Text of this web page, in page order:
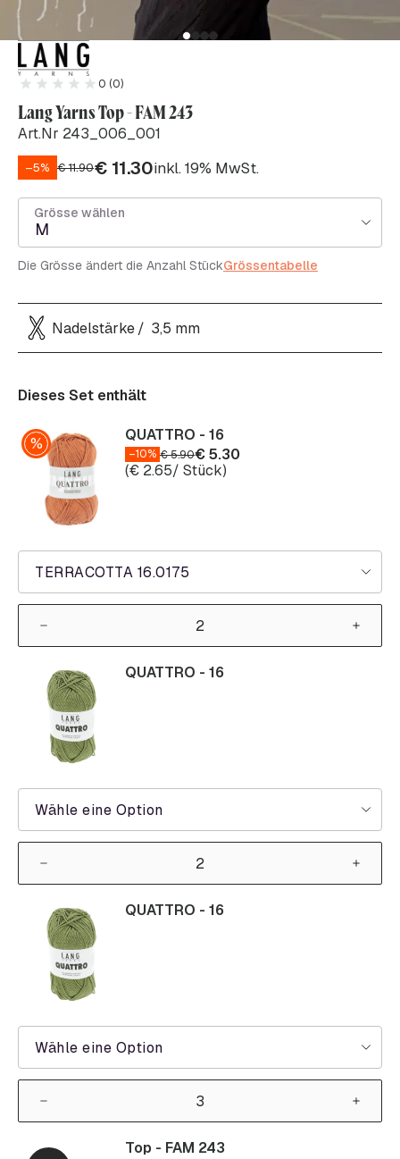
0 (0)
Lang Yarns Top - FAM 243
Art.Nr 243_006_001
–5% €11.90€ 11.30inkl. 19% MwSt.
Grösse wählen
M
Die Grösse ändert die Anzahl StückGrössentabelle
Nadelstärke 3,5 mm
Dieses Set enthält
TERRACOTTA 16.0175
QUATTRO - 16
–10% €5.90€5.30
(€ 2.65/ Stück)
Wähle eine Option
QUATTRO - 16
Wähle eine Option
QUATTRO - 16
Top - FAM 243